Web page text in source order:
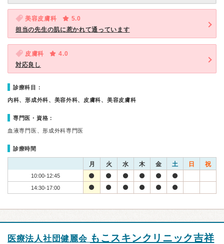
美容皮膚科
5.0
担当の先生の肌に惹かれて通っています
皮膚科
4.0
対応良し
診療科目：
内科、形成外科、美容外科、皮膚科、美容皮膚科
専門医・資格：
血液専門医、形成外科専門医
診療時間
月 火 水 木 金 土 日 祝
10:00-12:45
14:30-17:00
医療法人社団健麗会 もこスキンクリニック吉祥